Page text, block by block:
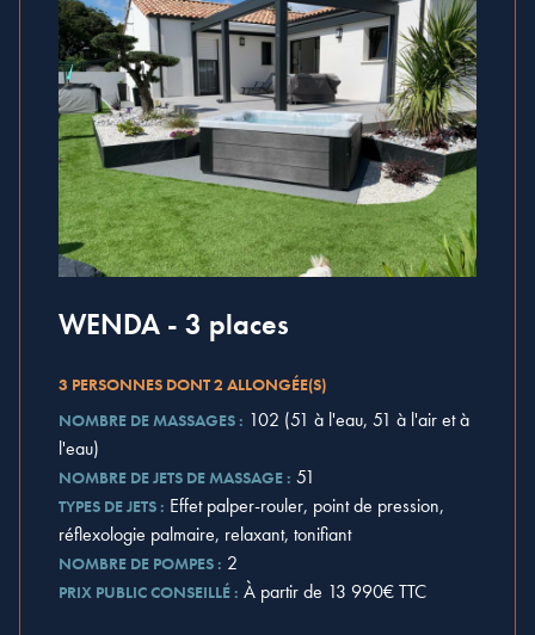
WENDA - 3 places
3 PERSONNES DONT 2 ALLONGÉE(S)
NOMBRE DE MASSAGES : 102 (51 à l'eau, 51 à l'air et à
l'eau)
NOMBRE DE JETS DE MASSAGE : 51
TYPES DE JETS : Effet palper-rouler, point de pression,
réflexologie palmaire, relaxant, tonifiant
NOMBRE DE POMPES : 2
PRIX PUBLIC CONSEILLÉ : À partir de 13 990€ TTC